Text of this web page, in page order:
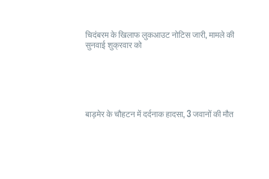
चिदंबरम के खिलाफ लुकआउट नोटिस जारी, मामले की
सुनवाई शुक्रवार को
बाड़मेर के चौहटन में दर्दनाक हादसा, 3 जवानों की मौत